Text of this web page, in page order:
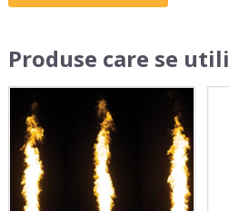
Produse care se